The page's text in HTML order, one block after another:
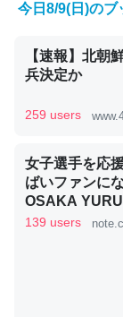
くらい。小説
ど、短期記憶
昆虫ってカル
コオロギのカ
─ニュース :: 【
今日8/9(日)のブ
【速報】北朝
兵決定か
259 users
女子選手を応
ばいファンに
OSAKA
KITAMOTO
139 users